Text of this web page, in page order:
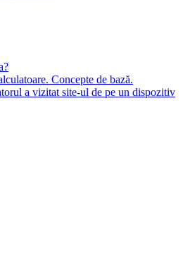
Concepte de bază.
a vizitat site-ul de pe un dispozitiv